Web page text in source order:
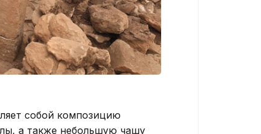
собой композицию
а также небольшую чашу